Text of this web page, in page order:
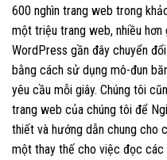
600 nghìn trang web trong
một triệu trang web, nhiều
WordPress gần đây chuyển
bằng cách sử dụng mô-đun
yêu cầu mỗi giây. Chúng tôi
trang web của chúng tôi để
thiết và hướng dẫn chung cho
một thay thế cho việc đọc các